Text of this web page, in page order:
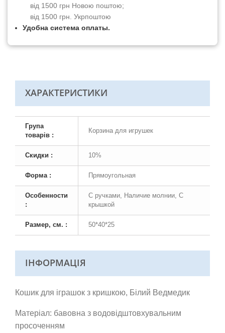
від 1500 грн Новою поштою;
від 1500 грн. Укрпоштою
Удобна система оплаты.
ХАРАКТЕРИСТИКИ
Група
товарів :
Корзина для игрушек
Скидки : 10%
Форма : Прямоугольная
Особенности
:
С ручками, Наличие молнии, С
крышкой
Размер, см. : 50*40*25
ІНФОРМАЦІЯ
Кошик для іграшок з кришкою, Білий Ведмедик
Матеріал: бавовна з водовідштовхувальним
просоченням